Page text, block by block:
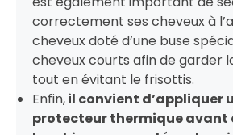
correctement ses cheveux à
cheveux doté d’une buse
cheveux courts afin de garder
tout en évitant le frisottis.
Enfin,il convient d’appliquer
protecteur thermique avant